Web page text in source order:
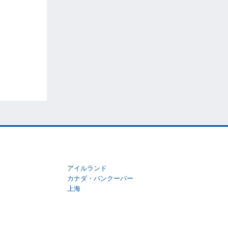
アイルランド
カナダ・バンクーバー
上海